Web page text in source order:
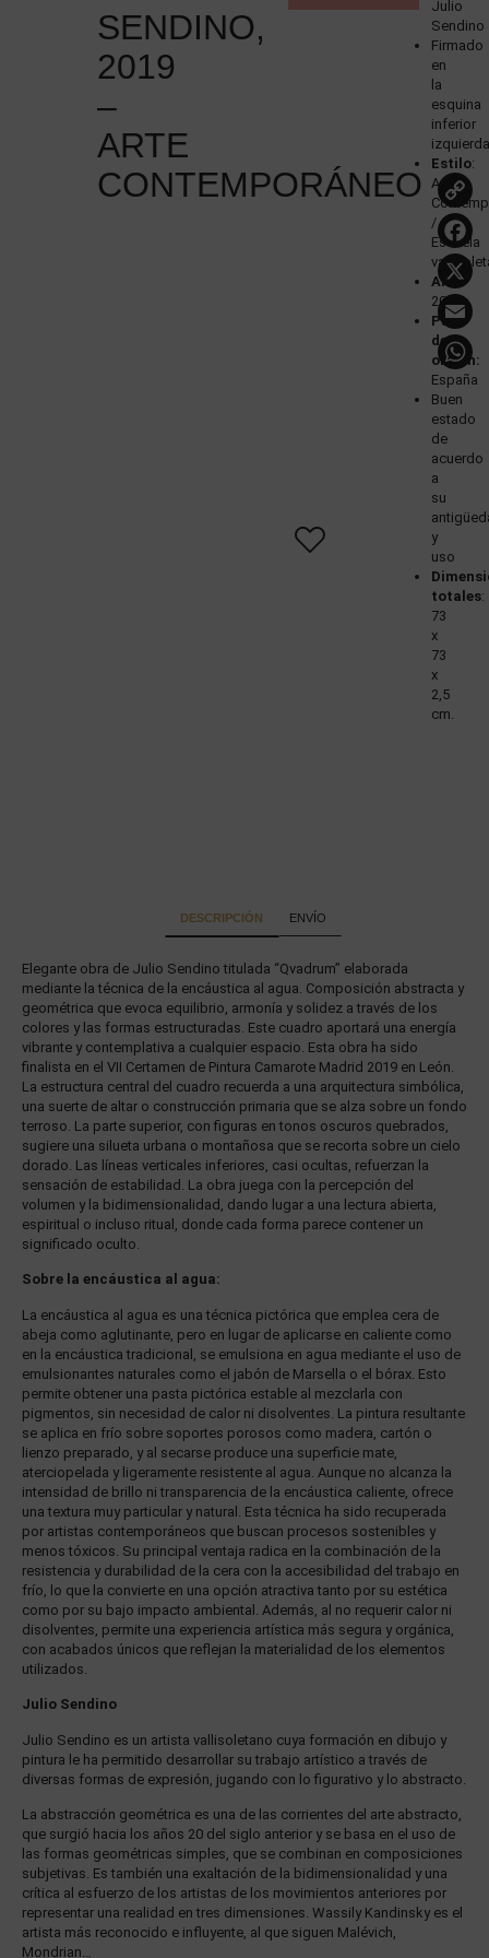
SENDINO,
2019
–
ARTE
CONTEMPORÁNEO
Julio
Sendino
Firmado
en
la
esquina
inferior
Estilo:
Arte
/
Escuela
Año:
2019
País
de
origen:
España
Buen
estado
de
acuerdo
a
su
y
uso
totales:
73
x
73
x
2,5
cm.
DESCRIPCIÓN ENVÍO
Elegante obra de Julio Sendino titulada “Qvadrum” elaborada
mediante la técnica de la encáustica al agua. Composición abstracta y
geométrica que evoca equilibrio, armonía y solidez a través de los
colores y las formas estructuradas. Este cuadro aportará una energía
vibrante y contemplativa a cualquier espacio. Esta obra ha sido
finalista en el VII Certamen de Pintura Camarote Madrid 2019 en León.
La estructura central del cuadro recuerda a una arquitectura simbólica,
una suerte de altar o construcción primaria que se alza sobre un fondo
terroso. La parte superior, con figuras en tonos oscuros quebrados,
sugiere una silueta urbana o montañosa que se recorta sobre un cielo
dorado. Las líneas verticales inferiores, casi ocultas, refuerzan la
sensación de estabilidad. La obra juega con la percepción del
volumen y la bidimensionalidad, dando lugar a una lectura abierta,
espiritual o incluso ritual, donde cada forma parece contener un
significado oculto.
Sobre la encáustica al agua:
La encáustica al agua es una técnica pictórica que emplea cera de
abeja como aglutinante, pero en lugar de aplicarse en caliente como
en la encáustica tradicional, se emulsiona en agua mediante el uso de
emulsionantes naturales como el jabón de Marsella o el bórax. Esto
permite obtener una pasta pictórica estable al mezclarla con
pigmentos, sin necesidad de calor ni disolventes. La pintura resultante
se aplica en frío sobre soportes porosos como madera, cartón o
lienzo preparado, y al secarse produce una superficie mate,
aterciopelada y ligeramente resistente al agua. Aunque no alcanza la
intensidad de brillo ni transparencia de la encáustica caliente, ofrece
una textura muy particular y natural. Esta técnica ha sido recuperada
por artistas contemporáneos que buscan procesos sostenibles y
menos tóxicos. Su principal ventaja radica en la combinación de la
resistencia y durabilidad de la cera con la accesibilidad del trabajo en
frío, lo que la convierte en una opción atractiva tanto por su estética
como por su bajo impacto ambiental. Además, al no requerir calor ni
disolventes, permite una experiencia artística más segura y orgánica,
con acabados únicos que reflejan la materialidad de los elementos
utilizados.
Julio Sendino
Julio Sendino es un artista vallisoletano cuya formación en dibujo y
pintura le ha permitido desarrollar su trabajo artístico a través de
diversas formas de expresión, jugando con lo figurativo y lo abstracto.
La abstracción geométrica es una de las corrientes del arte abstracto,
que surgió hacia los años 20 del siglo anterior y se basa en el uso de
las formas geométricas simples, que se combinan en composiciones
subjetivas. Es también una exaltación de la bidimensionalidad y una
crítica al esfuerzo de los artistas de los movimientos anteriores por
representar una realidad en tres dimensiones. Wassily Kandinsky es el
artista más reconocido e influyente, al que siguen Malévich,
Mondrian…